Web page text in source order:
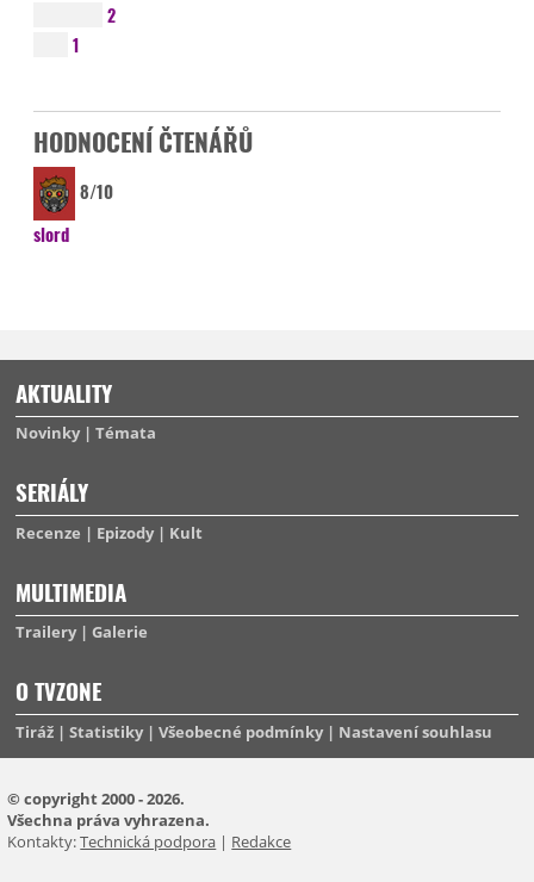
2
1
HODNOCENÍ ČTENÁŘŮ
8/10
slord
AKTUALITY
Novinky Témata
SERIÁLY
Recenze Epizody Kult
MULTIMEDIA
Trailery Galerie
O TVZONE
Tiráž Statistiky Všeobecné podmínky Nastavení souhlasu
© copyright 2000 - 2026.
Všechna práva vyhrazena.
Kontakty:Technická podpora | Redakce